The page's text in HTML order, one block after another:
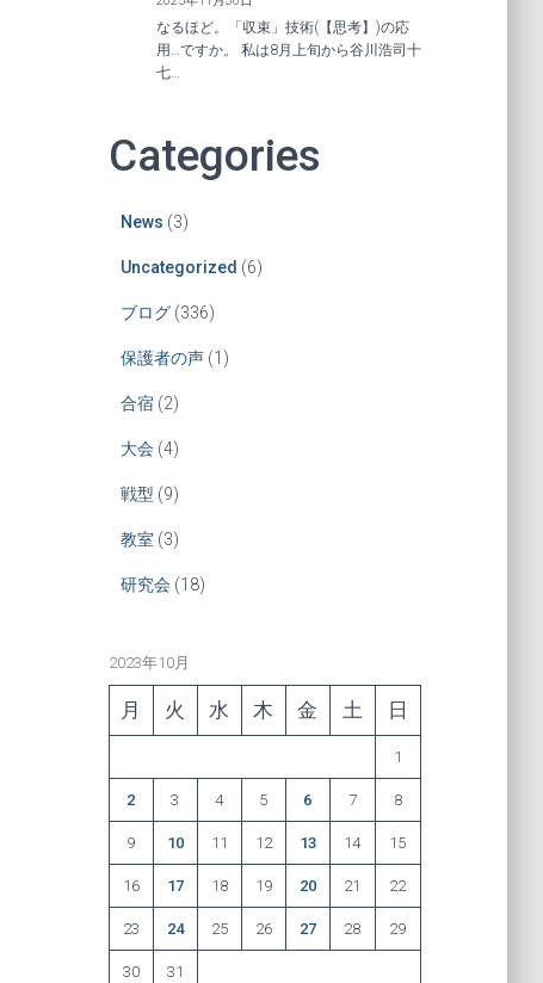
なるほど。「収束」技術(【思考】)の応
用…ですか。 私は8月上旬から谷川浩司十
七…
Categories
News (3)
Uncategorized (6)
ブログ(336)
保護者の声(1)
合宿(2)
大会(4)
戦型 (9)
教室 (3)
研究会(18)
2023年10月
月 火 水 木 金 土 日
1
2 3 4 5 6 7 8
9 10 11 12 13 14 15
16 17 18 19 20 21 22
23 24 25 26 27 28 29
30 31